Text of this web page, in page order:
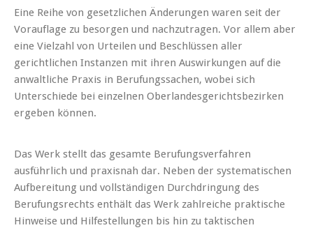
Eine Reihe von gesetzlichen Änderungen waren seit der
Vorauflage zu besorgen und nachzutragen. Vor allem aber
eine Vielzahl von Urteilen und Beschlüssen aller
gerichtlichen Instanzen mit ihren Auswirkungen auf die
anwaltliche Praxis in Berufungssachen, wobei sich
Unterschiede bei einzelnen Oberlandesgerichtsbezirken
ergeben können.
Das Werk stellt das gesamte Berufungsverfahren
ausführlich und praxisnah dar. Neben der systematischen
Aufbereitung und vollständigen Durchdringung des
Berufungsrechts enthält das Werk zahlreiche praktische
Hinweise und Hilfestellungen bis hin zu taktischen